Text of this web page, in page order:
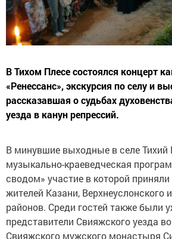
В Тихом Плесе состоялся концерт
«Ренессанс», экскурсия по селу и
рассказавшая о судьбах
уезда в канун репрессий.
В минувшие выходные в селе Тихий
музыкально-краеведческая
сводом» участие в которой приняли
жителей Казани, Верхнеуслонского
районов. Среди гостей также были
представители Свияжского уезда
Свияжского мужского монастыря